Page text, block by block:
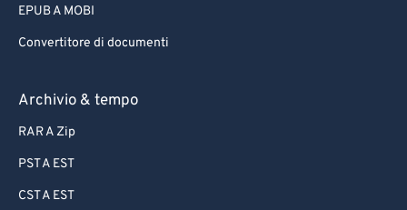
EPUB A MOBI
Convertitore di documenti
Archivio & tempo
RAR A Zip
PST A EST
CST A EST